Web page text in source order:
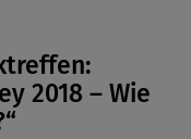
2018 – Wie